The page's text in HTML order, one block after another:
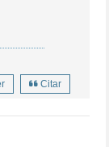
Citar